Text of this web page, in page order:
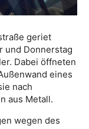
geriet
und Donnerstag
Dabei öffneten
eines
nach
aus Metall.
wegen des